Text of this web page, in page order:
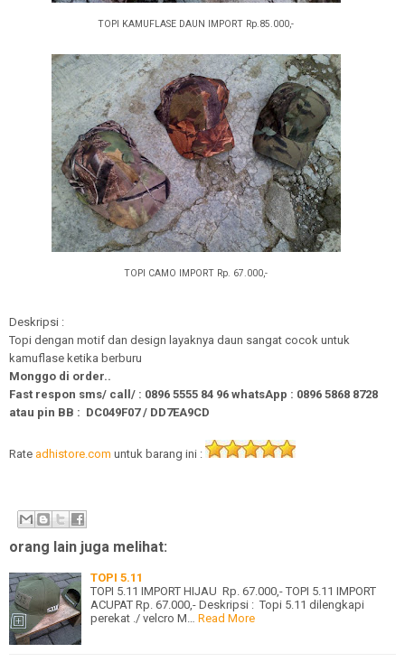
TOPI KAMUFLASE DAUN IMPORT Rp.85.000,-
TOPI CAMO IMPORT Rp. 67.000,-
Deskripsi :
Topi dengan motif dan design layaknya daun sangat cocok untuk
kamuflase ketika berburu
Monggo di order..
Fast respon sms/ call/ : 0896 5555 84 96 whatsApp : 0896 5868 8728
atau pin BB : DC049F07/ DD7EA9CD
Rate adhistore.com untuk barang ini :
orang lain juga melihat:
TOPI 5.11
TOPI 5.11 IMPORT HIJAU Rp. 67.000,- TOPI 5.11 IMPORT
ACUPAT Rp. 67.000,- Deskripsi : Topi 5.11 dilengkapi
perekat ./ velcro M…
Read More